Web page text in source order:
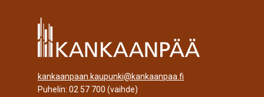
kankaanpaan.kaupunki@kankaanpaa.fi
Puhelin: 02 57 700 (vaihde)